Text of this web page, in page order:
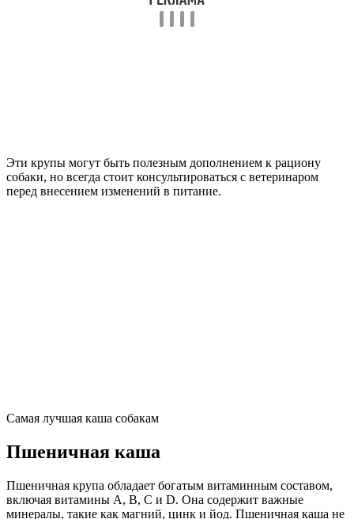
Эти крупы могут быть полезным дополнением к рациону
собаки, но всегда стоит консультироваться с ветеринаром
перед внесением изменений в питание.
Самая лучшая каша собакам
Пшеничная каша
Пшеничная крупа обладает богатым витаминным составом,
включая витамины A, B, C и D. Она содержит важные
минералы, такие как магний, цинк и йод. Пшеничная каша не